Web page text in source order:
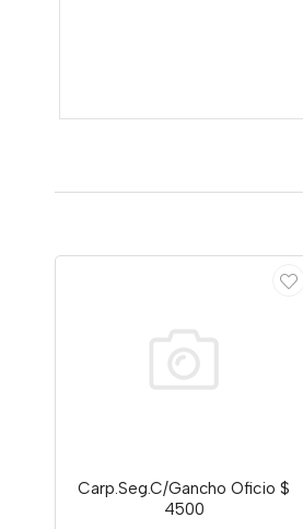
Carp.Seg.C/Gancho Oficio $
4500